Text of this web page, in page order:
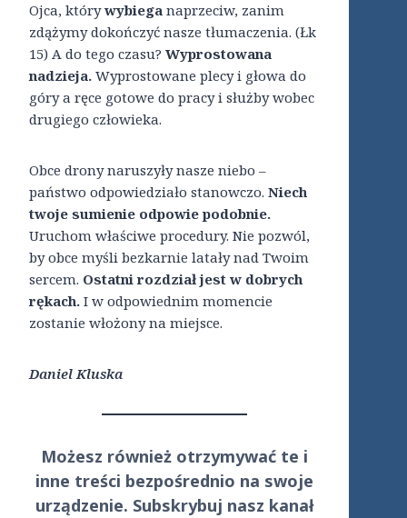
Ojca, którywybiega naprzeciw, zanim
zdążymy dokończyć nasze tłumaczenia. (Łk
15) A do tego czasu? Wyprostowana
nadzieja. Wyprostowane plecy i głowa do
góry a ręce gotowe do pracy i służby wobec
drugiego człowieka.
Obce drony naruszyły nasze niebo –
państwo odpowiedziało stanowczo. Niech
twoje sumienie odpowie podobnie.
Uruchom właściwe procedury. Nie pozwól,
by obce myśli bezkarnie latały nad Twoim
sercem. Ostatni rozdział jest w dobrych
rękach. I w odpowiednim momencie
zostanie włożony na miejsce.
Daniel Kluska
Możesz również otrzymywać te i
inne treści bezpośrednio na swoje
urządzenie. Subskrybuj nasz kanał